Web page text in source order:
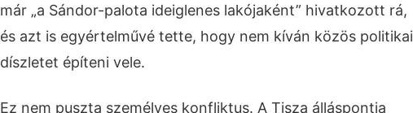
már „a Sándor-palota ideiglenes lakójaként” hivatkozott rá,
és azt is egyértelművé tette, hogy nem kíván közös politikai
díszletet építeni vele.
Ez nem puszta személyes konfliktus. A Tisza álláspontja